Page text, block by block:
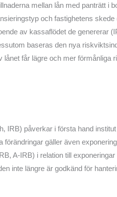
mellan lån med panträtt i
och fastighetens
av kassaflödet de genererar
baseras den nya
får lägre och mer förmånliga
IRB) påverkar i första hand
gäller även
A-IRB) i relation till
inte längre är godkänd för